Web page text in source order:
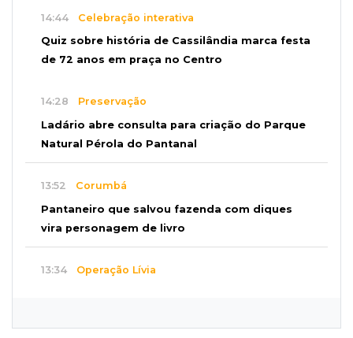
14:44 Celebração interativa
Quiz sobre história de Cassilândia marca festa
de 72 anos em praça no Centro
14:28 Preservação
Ladário abre consulta para criação do Parque
Natural Pérola do Pantanal
13:52 Corumbá
Pantaneiro que salvou fazenda com diques
vira personagem de livro
13:34 Operação Lívia